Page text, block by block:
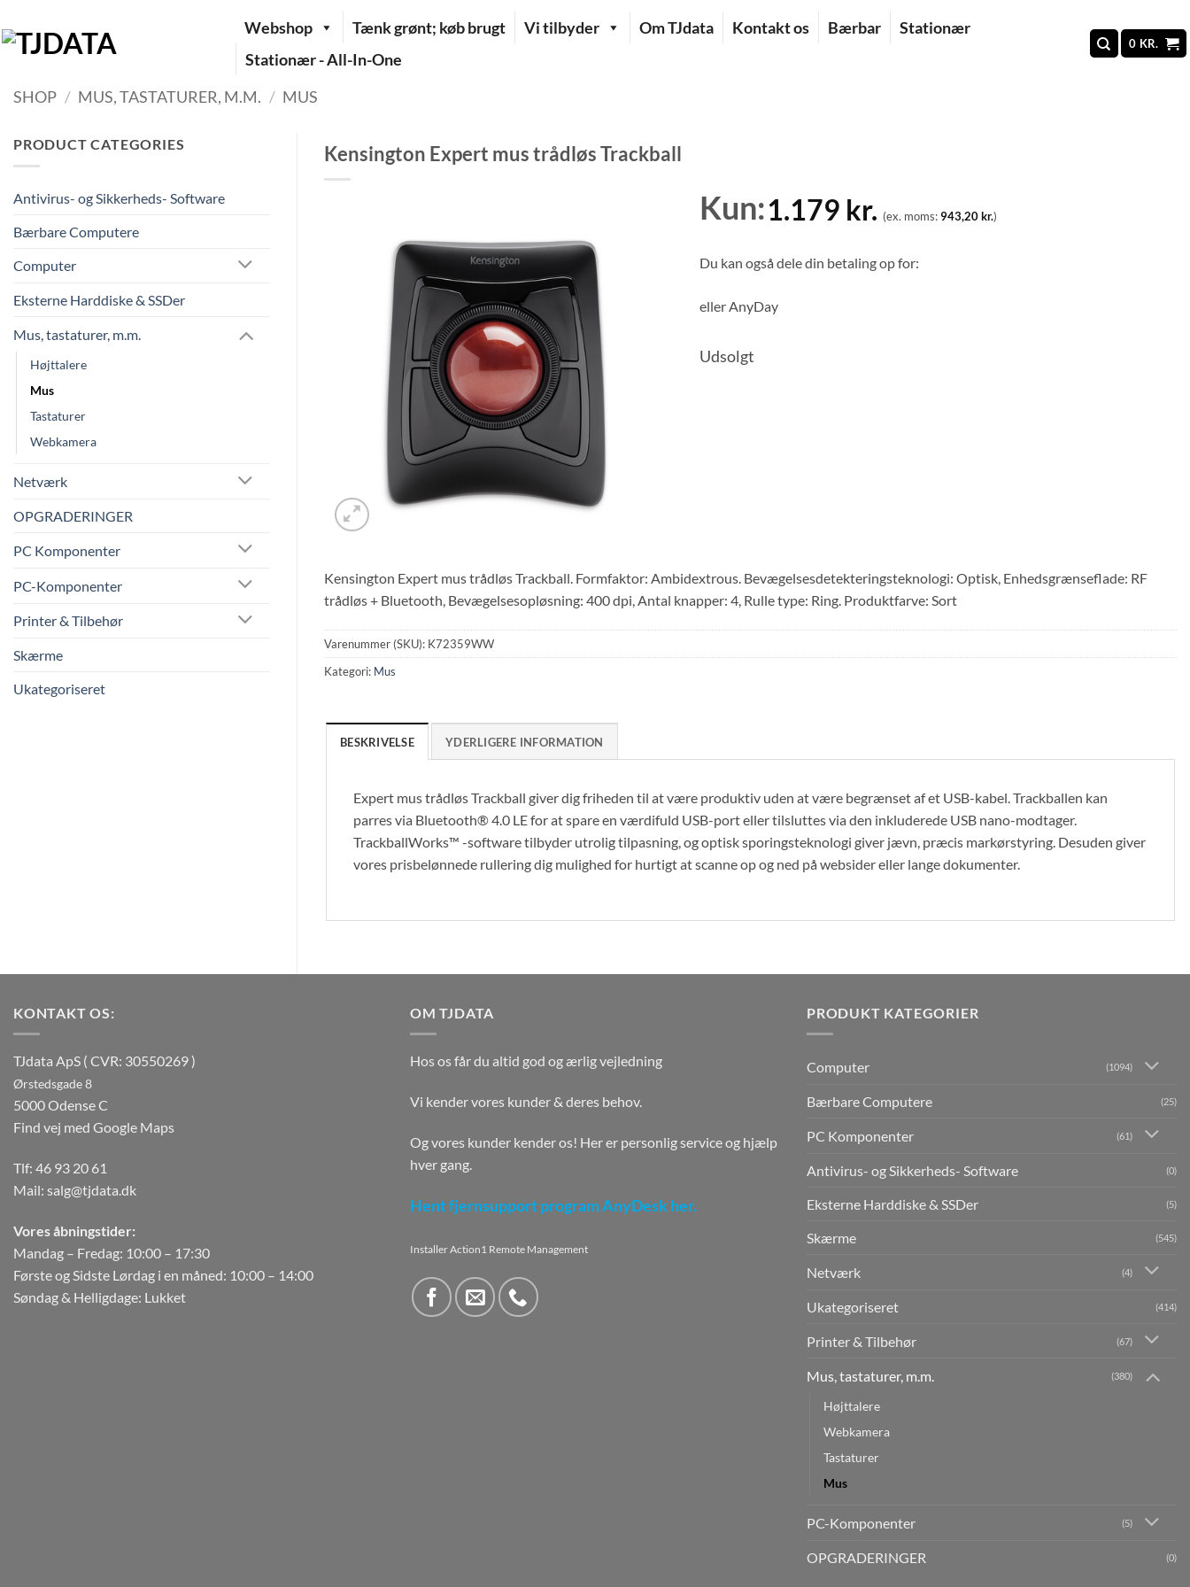
til
indhold
Webshop Tænk grønt; køb brugt Vi tilbyder Om TJdata Kontakt os Bærbar
Stationær
Stationær - All-In-One
0 KR.
SHOP / MUS, TASTATURER, M.M. / MUS
PRODUCT CATEGORIES
Antivirus- og Sikkerheds- Software
Bærbare Computere
Computer
Eksterne Harddiske & SSDer
Mus, tastaturer, m.m.
Højttalere
Mus
Tastaturer
Webkamera
Netværk
OPGRADERINGER
PC Komponenter
PC-Komponenter
Printer & Tilbehør
Skærme
Ukategoriseret
Kensington Expert mus trådløs Trackball
Kun:1.179 kr. (ex. moms:943,20kr.)
Du kan også dele din betaling op for:
ellerAnyDay
Udsolgt
Kensington Expert mus trådløs Trackball. Formfaktor: Ambidextrous. Bevægelsesdetekteringsteknologi: Optisk, Enhedsgrænseflade: RF
trådløs + Bluetooth, Bevægelsesopløsning: 400 dpi, Antal knapper: 4, Rulle type: Ring. Produktfarve: Sort
Varenummer (SKU): K72359WW
Kategori: Mus
BESKRIVELSE YDERLIGERE INFORMATION
Expert mus trådløs Trackball giver dig friheden til at være produktiv uden at være begrænset af et USB-kabel. Trackballen kan
parres via Bluetooth® 4.0 LE for at spare en værdifuld USB-port eller tilsluttes via den inkluderede USB nano-modtager.
TrackballWorks™ -software tilbyder utrolig tilpasning, og optisk sporingsteknologi giver jævn, præcis markørstyring. Desuden giver
vores prisbelønnede rullering dig mulighed for hurtigt at scanne op og ned på websider eller lange dokumenter.
KONTAKT OS:
TJdata ApS ( CVR: 30550269 )
Ørstedsgade 8
5000 Odense C
Find vej med Google Maps
Tlf: 46 93 20 61
Mail: salg@tjdata.dk
Vores åbningstider:
Mandag – Fredag: 10:00 – 17:30
Første og Sidste Lørdag i en måned: 10:00 – 14:00
Søndag & Helligdage: Lukket
OM TJDATA
Hos os får du altid god og ærlig vejledning
Vi kender vores kunder & deres behov.
Og vores kunder kender os! Her er personlig service og hjælp
hver gang.
Hent fjernsupport program AnyDesk her.
Installer Action1 Remote Management
PRODUKT KATEGORIER
Computer (1094)
Bærbare Computere (25)
PC Komponenter (61)
Antivirus- og Sikkerheds- Software (0)
Eksterne Harddiske & SSDer (5)
Skærme (545)
Netværk (4)
Ukategoriseret (414)
Printer & Tilbehør (67)
Mus, tastaturer, m.m. (380)
Højttalere
Webkamera
Tastaturer
Mus
PC-Komponenter (5)
OPGRADERINGER (0)